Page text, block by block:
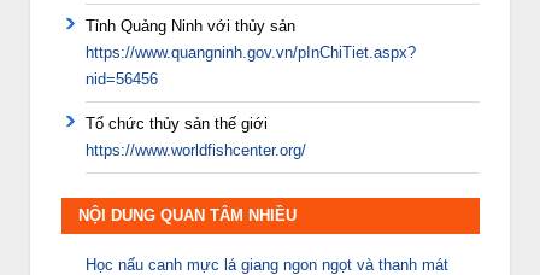
Tỉnh Quảng Ninh với thủy sản
https://www.quangninh.gov.vn/pInChiTiet.aspx?
nid=56456
Tổ chức thủy sản thế giới
https://www.worldfishcenter.org/
NỘI DUNG QUAN TÂM NHIỀU
Học nấu canh mực lá giang ngon ngọt và thanh mát